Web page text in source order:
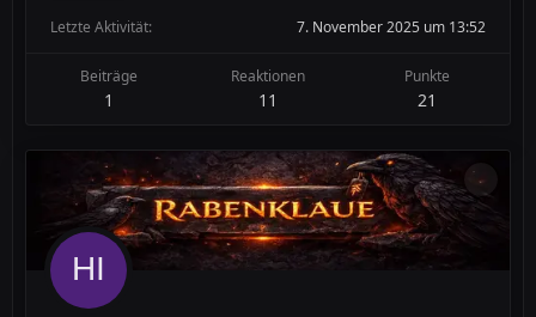
Letzte Aktivität
7. November 2025 um 13:52
Beiträge
1
Reaktionen
11
Punkte
21